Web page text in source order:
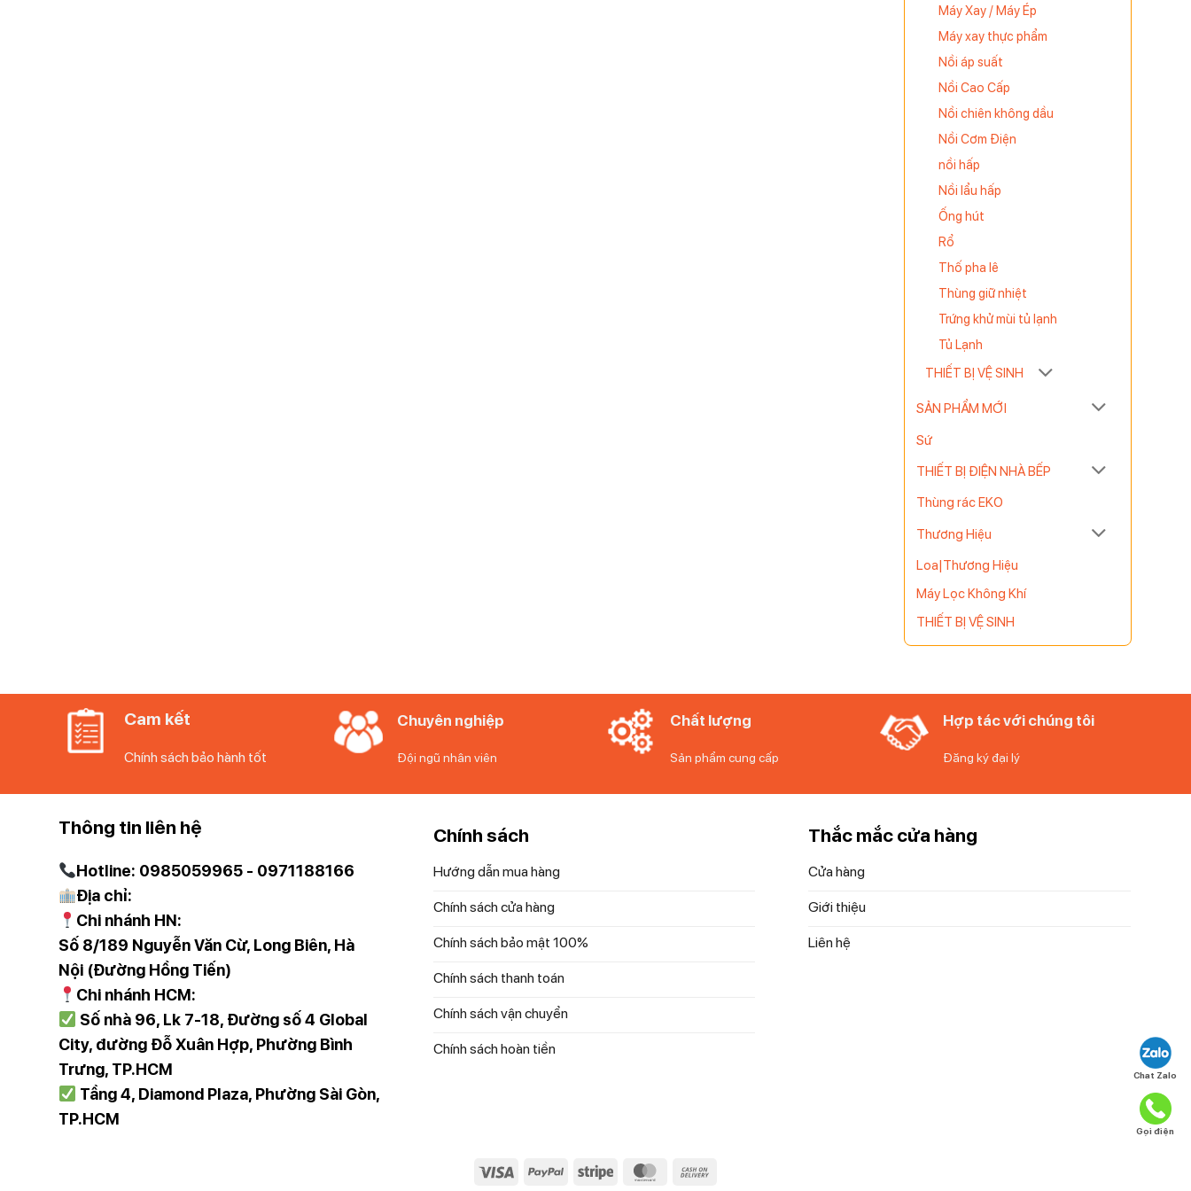
Máy Xay / Máy Ép
Máy xay thực phẩm
Nồi áp suất
Nồi Cao Cấp
Nồi chiên không dầu
Nồi Cơm Điện
nồi hấp
Nồi lẩu hấp
Ống hút
Rổ
Thố pha lê
Thùng giữ nhiệt
Trứng khử mùi tủ lạnh
Tủ Lạnh
THIẾT BỊ VỆ SINH
SẢN PHẨM MỚI
Sứ
THIẾT BỊ ĐIỆN NHÀ BẾP
Thùng rác EKO
Thương Hiệu
Loa|Thương Hiệu
Máy Lọc Không Khí
THIẾT BỊ VỆ SINH
Cam kết
Chính sách bảo hành tốt
Chuyên nghiệp
Đội ngũ nhân viên
Chất lượng
Sản phẩm cung cấp
Hợp tác với chúng tôi
Đăng ký đại lý
Thông tin liên hệ
Hotline: 0985059965 - 0971188166
Địa chỉ:
Chi nhánh HN:
Số 8/189 Nguyễn Văn Cừ, Long Biên, Hà
Nội (Đường Hồng Tiến)
Chi nhánh HCM:
Số nhà 96, Lk 7-18, Đường số 4 Global
City, đường Đỗ Xuân Hợp, Phường Bình
Trưng, TP.HCM
Tầng 4, Diamond Plaza, Phường Sài Gòn,
TP.HCM
Chính sách
Hướng dẫn mua hàng
Chính sách cửa hàng
Chính sách bảo mật 100%
Chính sách thanh toán
Chính sách vận chuyển
Chính sách hoàn tiền
Thắc mắc cửa hàng
Cửa hàng
Giới thiệu
Liên hệ
Visa PayPal Stripe MasterCard
Chat Zalo
Gọi điện